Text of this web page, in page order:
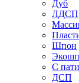
Дуб
ЛДСП
Шпон
С
ДСП